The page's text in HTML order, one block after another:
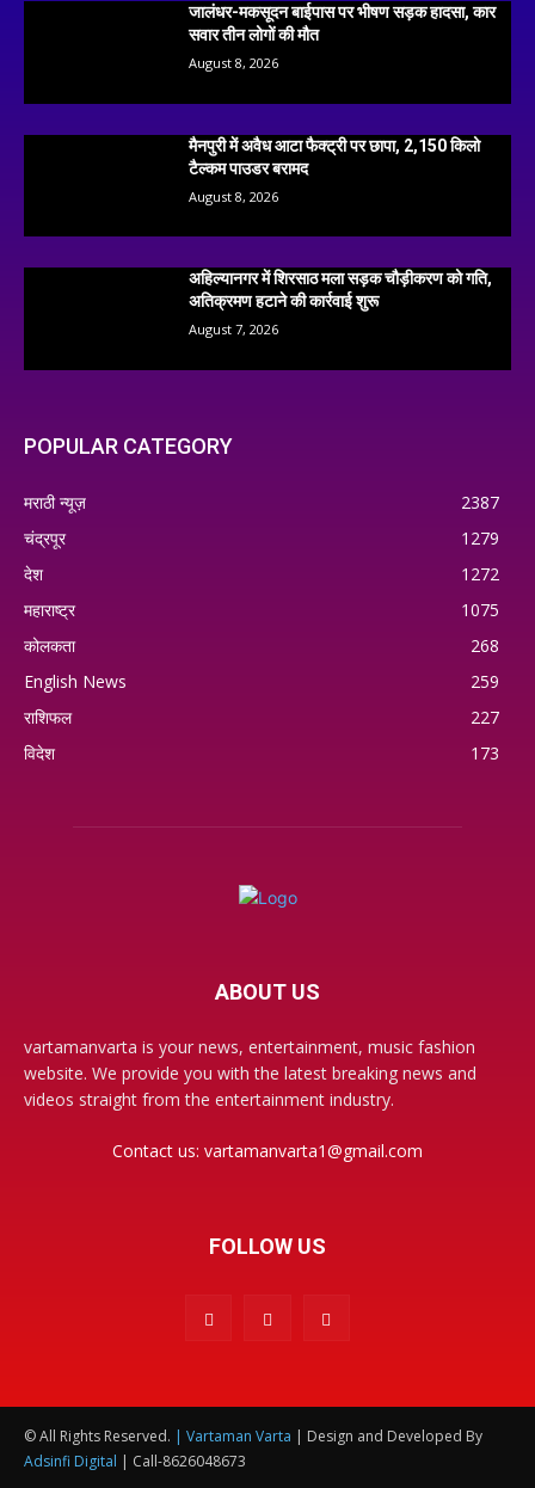
जालंधर-मकसूदन बाईपास पर भीषण सड़क हादसा, कार
सवार तीन लोगों की मौत
August 8, 2026
मैनपुरी में अवैध आटा फैक्ट्री पर छापा, 2,150 किलो
टैल्कम पाउडर बरामद
August 8, 2026
अहिल्यानगर में शिरसाठ मला सड़क चौड़ीकरण को गति,
अतिक्रमण हटाने की कार्रवाई शुरू
August 7, 2026
POPULAR CATEGORY
मराठी न्यूज़
2387
चंद्रपूर
1279
देश
1272
महाराष्ट्र
1075
कोलकता
268
English News
259
राशिफल
227
विदेश
173
ABOUT US
vartamanvarta is your news, entertainment, music fashion
website. We provide you with the latest breaking news and
videos straight from the entertainment industry.
Contact us: vartamanvarta1@gmail.com
FOLLOW US
© All Rights Reserved. | Vartaman Varta | Design and Developed By
Adsinfi Digital | Call-8626048673